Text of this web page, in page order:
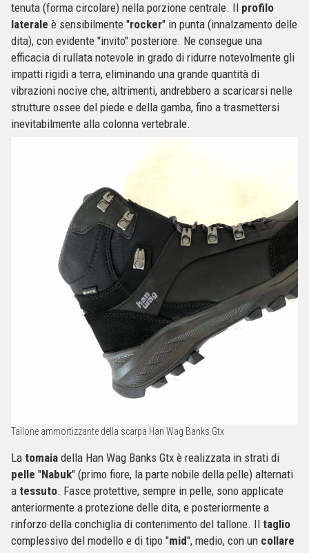
tenuta (forma circolare) nella porzione centrale. Il profilo
laterale è sensibilmente "rocker" in punta (innalzamento delle
dita), con evidente "invito" posteriore. Ne consegue una
efficacia di rullata notevole in grado di ridurre notevolmente gli
impatti rigidi a terra, eliminando una grande quantità di
vibrazioni nocive che, altrimenti, andrebbero a scaricarsi nelle
strutture ossee del piede e della gamba, fino a trasmettersi
inevitabilmente alla colonna vertebrale.
Tallone ammortizzante della scarpa Han Wag Banks Gtx
La tomaia della Han Wag Banks Gtx è realizzata in strati di
pelle "Nabuk" (primo fiore, la parte nobile della pelle) alternati
a tessuto. Fasce protettive, sempre in pelle, sono applicate
anteriormente a protezione delle dita, e posteriormente a
rinforzo della conchiglia di contenimento del tallone. Il taglio
complessivo del modello e di tipo "mid", medio, con un collare